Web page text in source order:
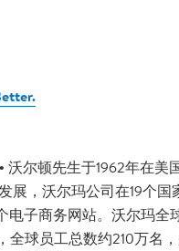
化采购流程。
通技巧，能够与不同部门和层级的人员有
的案例，能够带领团队面对挑战，实施创
沃尔顿先生于1962年在美
展，沃尔玛公司在19个国
电子商务网站。沃尔玛全
全球员工总数约210万名